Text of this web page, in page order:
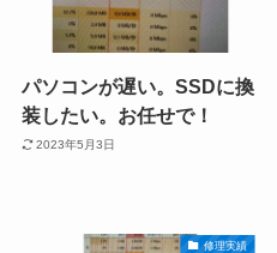
パソコンが遅い。SSDに換
装したい。お任せで！
2023年5月3日
修理実績